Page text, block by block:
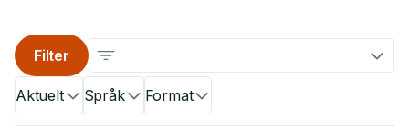
Aktuelt Språk Format
Filter